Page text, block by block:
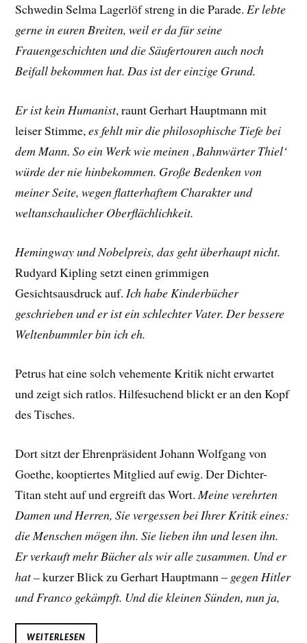
SchwedinSelma Lagerlöf strengin die Parade.Er lebte
gerne in euren Breiten, weil er da für seine
Frauengeschichten und die Säufertouren auch noch
Beifall bekommen hat. Das ist der einzige Grund.
Er ist kein Humanist, rauntGerhart Hauptmannmit
leiser Stimme,es fehlt mir die philosophische Tiefe bei
dem Mann. So ein Werk wie meinen ‚Bahnwärter Thiel‘
würde der nie hinbekommen. Große Bedenken von
meiner Seite, wegen flatterhaftem Charakter und
weltanschaulicher Oberflächlichkeit.
Hemingway und Nobelpreis, das geht überhaupt nicht.
Rudyard Kipling setzt einen grimmigen
Gesichtsausdruck auf.Ich habe Kinderbücher
geschrieben und er ist ein schlechter Vater. Der bessere
Weltenbummler bin ich eh.
Petrus hat eine solch vehemente Kritik nicht erwartet
und zeigt sich ratlos. Hilfesuchend blickt er an den Kopf
des Tisches.
Dort sitzt der Ehrenpräsident Johann Wolfgang von
Goethe, kooptiertes Mitglied auf ewig. Der Dichter-
Titan steht auf und ergreift das Wort. Meine verehrten
Damen und Herren, Sie vergessen bei Ihrer Kritik eines:
die Menschen mögen ihn. Sie lieben ihn und lesen ihn.
Er verkauft mehr Bücher als wir alle zusammen. Und er
hat –kurzer Blick zu Gerhart Hauptmann – gegen Hitler
und Franco gekämpft. Und die kleinen Sünden, nun ja,
WEITERLESEN